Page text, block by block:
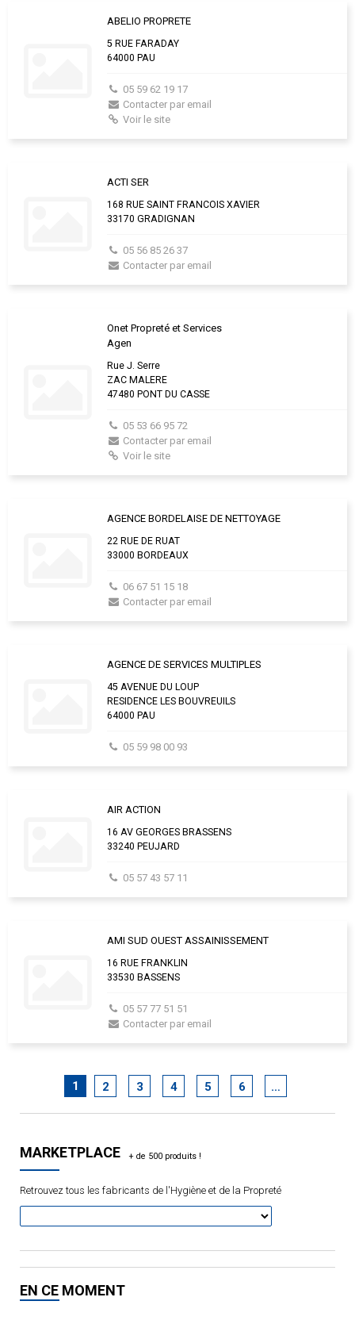
ABELIO PROPRETE
5 RUE FARADAY
64000 PAU
05 59 62 19 17
Contacter par email
Voir le site
ACTI SER
168 RUE SAINT FRANCOIS XAVIER
33170 GRADIGNAN
05 56 85 26 37
Contacter par email
Onet Propreté et Services
Agen
Rue J. Serre
ZAC MALERE
47480 PONT DU CASSE
05 53 66 95 72
Contacter par email
Voir le site
AGENCE BORDELAISE DE NETTOYAGE
22 RUE DE RUAT
33000 BORDEAUX
06 67 51 15 18
Contacter par email
AGENCE DE SERVICES MULTIPLES
45 AVENUE DU LOUP
RESIDENCE LES BOUVREUILS
64000 PAU
05 59 98 00 93
AIR ACTION
16 AV GEORGES BRASSENS
33240 PEUJARD
05 57 43 57 11
AMI SUD OUEST ASSAINISSEMENT
16 RUE FRANKLIN
33530 BASSENS
05 57 77 51 51
Contacter par email
1 2 3 4 5 6 …
MARKETPLACE
Retrouvez tous les fabricants de l'Hygiène et de la Propreté
EN CE MOMENT